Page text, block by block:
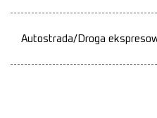
Autostrada/Droga